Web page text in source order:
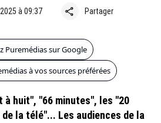
à 09:37 share Partager
Puremédias sur Google
à vos sources préférées
à huit", "66 minutes", les "20
la télé"... Les audiences de la